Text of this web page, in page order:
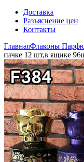
Доставка
Разъяснение цен
Контакты
ГлавнаяФлаконы
пачке 12 шт,в ящике